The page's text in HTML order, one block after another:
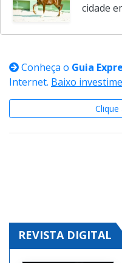
Conheça oGuia
Internet.Baixo